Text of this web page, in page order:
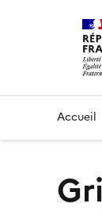
Accueil